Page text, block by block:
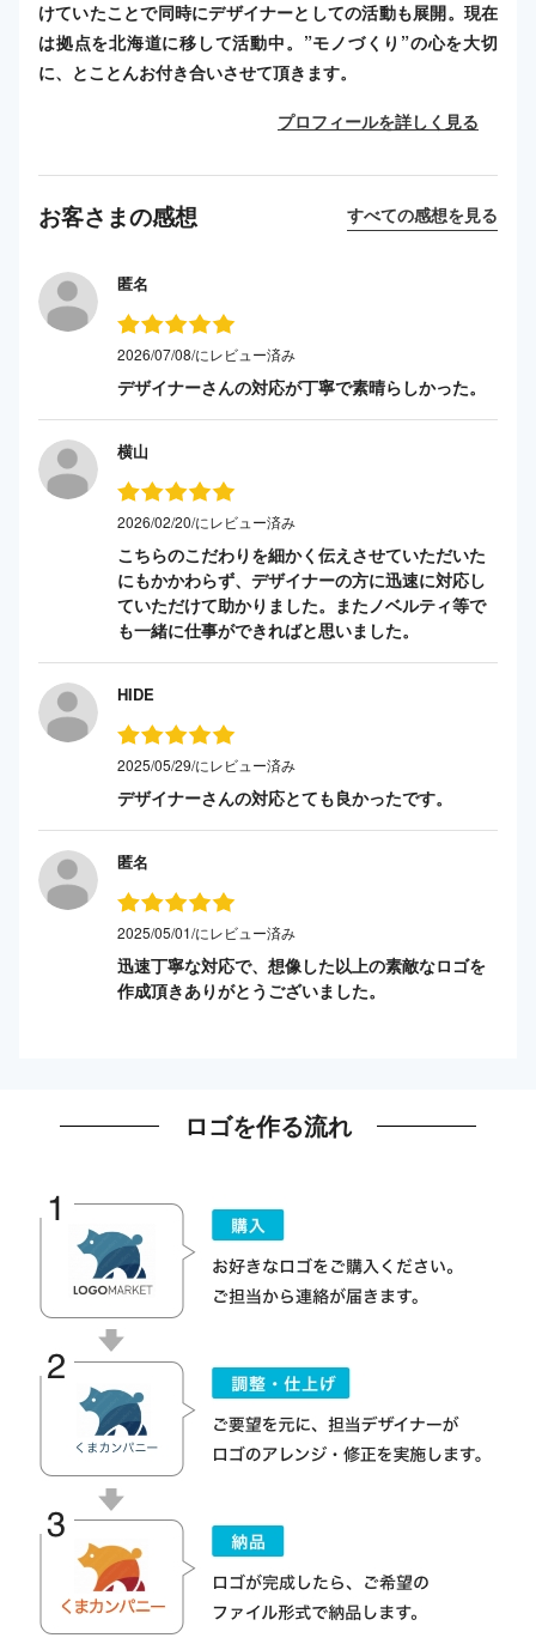
けていたことで同時にデザイナーとしての活動も展開。現在
は拠点を北海道に移して活動中。”モノづくり”の心を大切
に、とことんお付き合いさせて頂きます。
プロフィールを詳しく見る
お客さまの感想 すべての感想を見る
匿名
2026/07/08/にレビュー済み
デザイナーさんの対応が丁寧で素晴らしかった。
横山
2026/02/20/にレビュー済み
こちらのこだわりを細かく伝えさせていただいた
にもかかわらず、デザイナーの方に迅速に対応し
ていただけて助かりました。またノベルティ等で
も一緒に仕事ができればと思いました。
HIDE
2025/05/29/にレビュー済み
デザイナーさんの対応とても良かったです。
匿名
2025/05/01/にレビュー済み
迅速丁寧な対応で、想像した以上の素敵なロゴを
作成頂きありがとうございました。
ロゴを作る流れ